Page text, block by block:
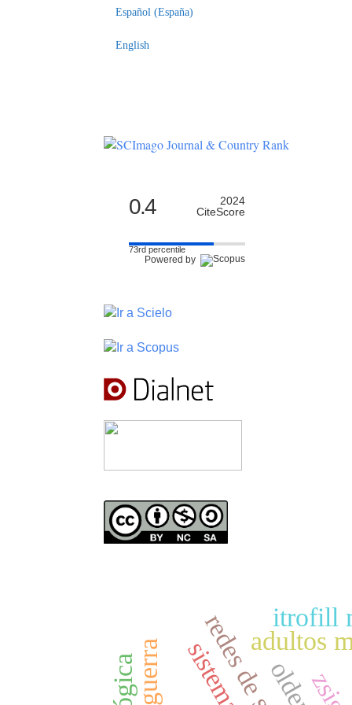
Español (España)
English
0.4
2024
CiteScore
73rd percentile
Powered by
adultos
itrofill